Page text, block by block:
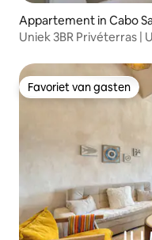
Appartement in Cabo
Uniek 3BR Privéterras |
Favoriet van gasten
Favoriet van gasten